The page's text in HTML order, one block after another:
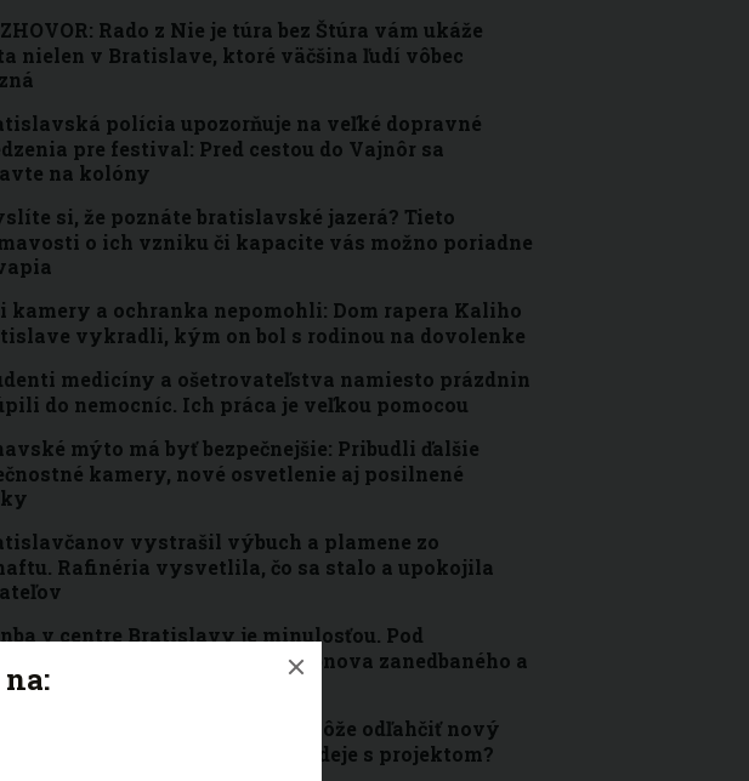
Rado z Nie je túra bez Štúra vám ukáže
nielen v Bratislave, ktoré väčšina ľudí vôbec
polícia upozorňuje na veľké dopravné
pre festival: Pred cestou do Vajnôr sa
na kolóny
si, že poznáte bratislavské jazerá? Tieto
o ich vzniku či kapacite vás možno poriadne
kamery a ochranka nepomohli: Dom rapera Kaliho
vykradli, kým on bol s rodinou na dovolenke
medicíny a ošetrovateľstva namiesto prázdnin
do nemocníc. Ich práca je veľkou pomocou
mýto má byť bezpečnejšie: Pribudli ďalšie
kamery, nové osvetlenie aj posilnené
vystrašil výbuch a plamene zo
Rafinéria vysvetlila, čo sa stalo a upokojila
v centre Bratislavy je minulosťou. Pod
bránou prebehla veľká obnova zanedbaného a
priestoru
dopravnú situáciu môže odľahčiť nový
za 1,7 miliardy eur. Čo sa práve deje s projektom?